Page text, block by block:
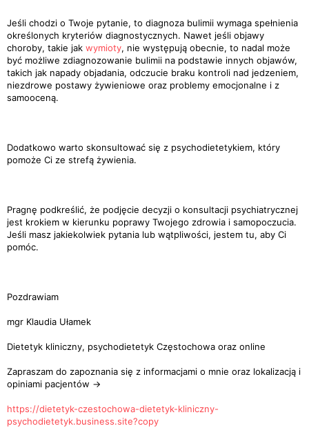
Jeśli chodzi o Twoje pytanie, to diagnoza bulimii wymaga spełnienia
określonych kryteriów diagnostycznych. Nawet jeśli objawy
choroby, takie jak wymioty, nie występują obecnie, to nadal może
być możliwe zdiagnozowanie bulimii na podstawie innych objawów,
takich jak napady objadania, odczucie braku kontroli nad jedzeniem,
niezdrowe postawy żywieniowe oraz problemy emocjonalne i z
samooceną.
Dodatkowo warto skonsultować się z psychodietetykiem, który
pomoże Ci ze strefą żywienia.
Pragnę podkreślić, że podjęcie decyzji o konsultacji psychiatrycznej
jest krokiem w kierunku poprawy Twojego zdrowia i samopoczucia.
Jeśli masz jakiekolwiek pytania lub wątpliwości, jestem tu, aby Ci
pomóc.
Pozdrawiam
mgr Klaudia Ułamek
Dietetyk kliniczny, psychodietetyk Częstochowa oraz online
Zapraszam do zapoznania się z informacjami o mnie oraz lokalizacją i
opiniami pacjentów ->
https://dietetyk-czestochowa-dietetyk-kliniczny-
psychodietetyk.business.site?copy